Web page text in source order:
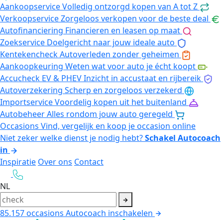
AankoopserviceVolledig ontzorgd kopen van A tot Z
VerkoopserviceZorgeloos verkopen voor de beste deal
Autofinanciering Financieren en leasen op maat
Zoekservice Doelgericht naar jouw ideale auto
KentekencheckAutoverleden zonder geheimen
Aankoopkeuring Weten wat voor auto je écht koopt
Accucheck EV & PHEVInzicht in accustaat en rijbereik
Autoverzekering Scherp en zorgeloos verzekerd
ImportserviceVoordelig kopen uit het buitenland
AutobeheerAlles rondom jouw auto geregeld
Occasions Vind, vergelijk en koop je occasion online
Niet zeker welke dienst je nodig hebt?Schakel Autocoach
in
Inspiratie Over ons Contact
NL
85.157occasions Autocoach inschakelen